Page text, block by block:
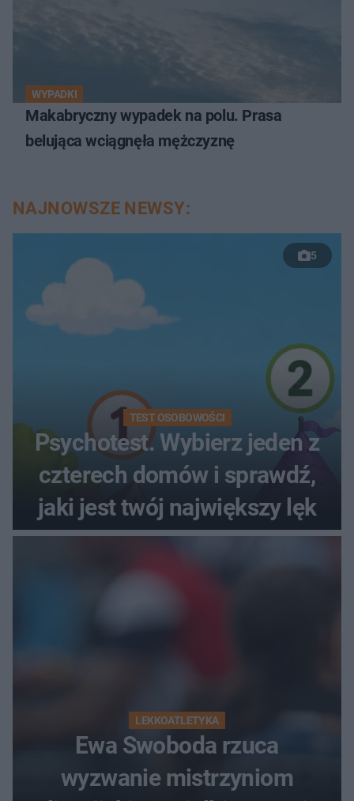
WYPADKI
Makabryczny wypadek na polu. Prasa
belująca wciągnęła mężczyznę
NAJNOWSZE NEWSY:
5
TEST OSOBOWOŚCI
Psychotest. Wybierz jeden z
czterech domów i sprawdź,
jaki jest twój największy lęk
LEKKOATLETYKA
Ewa Swoboda rzuca
wyzwanie mistrzyniom